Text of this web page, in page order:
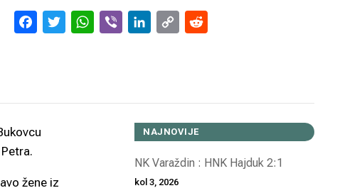
Facebook
Twitter
WhatsApp
ViberLinkedIn
Copy
žene iz
NAJNOVIJE
NK Varaždin : HNK Hajduk 2:1
kol 3, 2026